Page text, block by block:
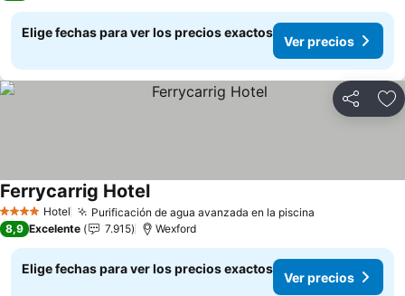
Elige fechas para ver los precios exactos
Ver precios
Compartir
4 EstrellasHotel Purificación de agua avanzada en la piscina
Ferrycarrig HotelVer precios
8,9 Excelente 7.915 Wexford
Elige fechas para ver los precios exactos
Ver precios